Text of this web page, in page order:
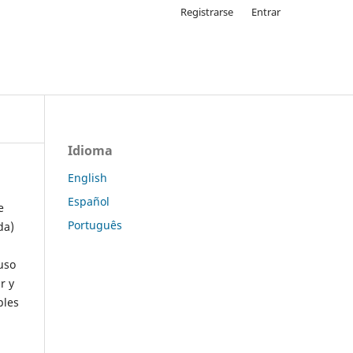
Registrarse Entrar
y
Idioma
English
Español
Português